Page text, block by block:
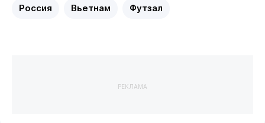
Россия Вьетнам Футзал
РЕКЛАМА